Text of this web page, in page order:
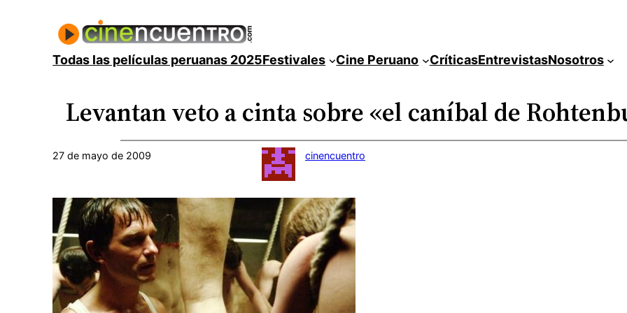
contenidoTodas las películas peruanas 2025Festivales Cine Peruano CríticasEntrevistasNosotros
Levantan veto a cinta sobre «el caníbal de
27 de mayo de 2009 cinencuentro